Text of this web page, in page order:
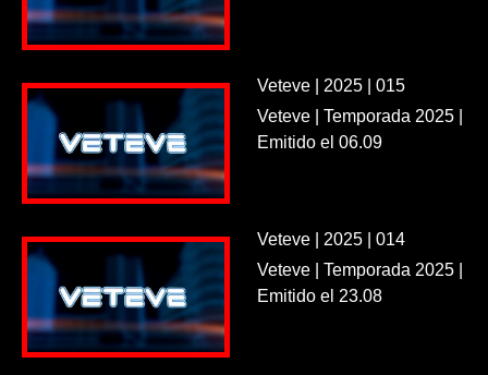
Veteve | 2025 | 015
Veteve | Temporada 2025 |
Emitido el 06.09
Veteve | 2025 | 014
Veteve | Temporada 2025 |
Emitido el 23.08